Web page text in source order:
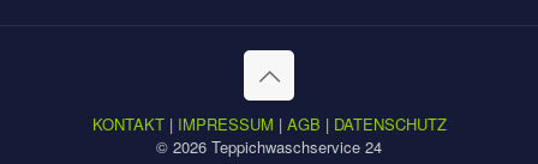
KONTAKT| IMPRESSUM | AGB | DATENSCHUTZ
© 2026 Teppichwaschservice 24